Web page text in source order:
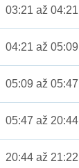
03:21 až 04:21
04:21 až 05:09
05:09 až 05:47
05:47 až 20:44
20:44 až 21:22